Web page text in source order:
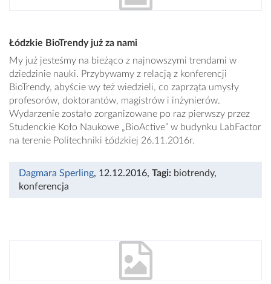
Łódzkie BioTrendy już za nami
My już jesteśmy na bieżąco z najnowszymi trendami w
dziedzinie nauki. Przybywamy z relacją z konferencji
BioTrendy, abyście wy też wiedzieli, co zaprząta umysły
profesorów, doktorantów, magistrów i inżynierów.
Wydarzenie zostało zorganizowane po raz pierwszy przez
Studenckie Koło Naukowe „BioActive” w budynku LabFactor
na terenie Politechniki Łódzkiej 26.11.2016r.
Dagmara Sperling, 12.12.2016, Tagi: biotrendy,
konferencja